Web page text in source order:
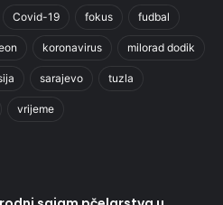
Covid-19 fokus fudbal
koronavirus milorad dodik
sarajevo tuzla
vrijeme